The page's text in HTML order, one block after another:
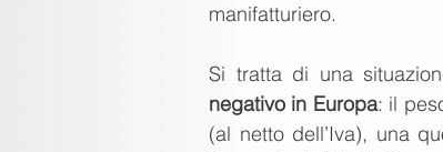
manifatturiero.
Si tratta di una
negativo in Europa: il
(al netto dell’Iva), una